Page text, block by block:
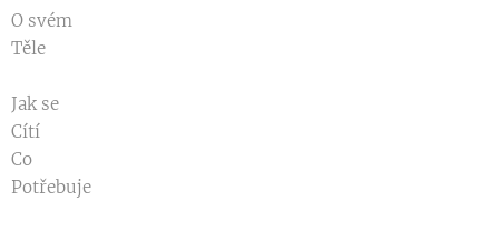
O svém
Těle
Jak se
Cítí
Co
Potřebuje